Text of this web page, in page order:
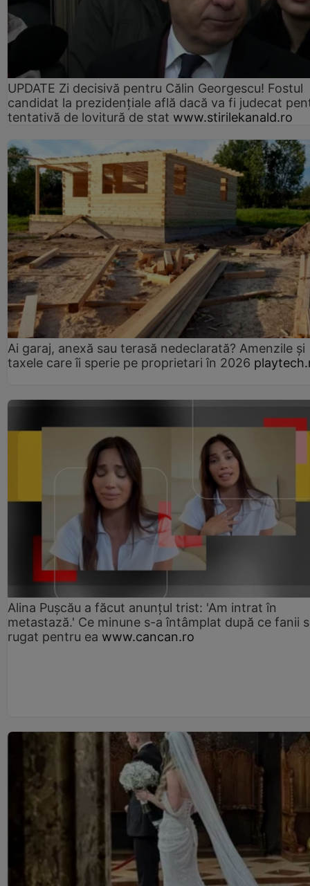
UPDATE Zi decisivă pentru Călin Georgescu! Fostul
candidat la prezidențiale află dacă va fi judecat
tentativă de lovitură de stat www.stirilekanald.ro
Ai garaj, anexă sau terasă nedeclarată? Amenzile și
taxele care îi sperie pe proprietari în 2026
Alina Pușcău a făcut anunțul trist: 'Am intrat în
metastază.' Ce minune s-a întâmplat după ce fanii
rugat pentru ea www.cancan.ro